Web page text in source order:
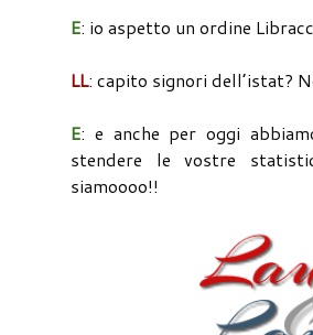
E: io aspetto un ordine
LL: capito signori dell’istat?
E: e anche per oggi
stendere le vostre
siamoooo!!